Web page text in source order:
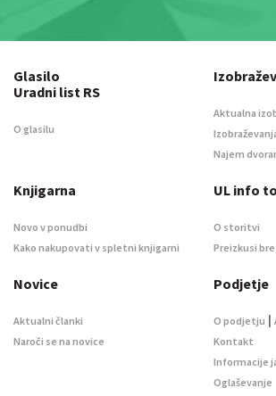
Glasilo
Uradni list RS
O glasilu
Aktualna
Najem
Knjigarna
Novo v ponudbi
Kako nakupovati v spletni knjigarni
UL info
O storitvi
Preizkusi
Novice
Aktualni članki
Naroči se na novice
Podjetje
O podjetju |
Kontakt
Informacije
Oglaševanje